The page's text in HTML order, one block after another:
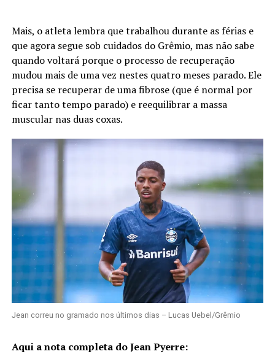
Mais, o atleta lembra que trabalhou durante as férias e
que agora segue sob cuidados do Grêmio, mas não sabe
quando voltará porque o processo de recuperação
mudou mais de uma vez nestes quatro meses parado. Ele
precisa se recuperar de uma fibrose (que é normal por
ficar tanto tempo parado) e reequilibrar a massa
muscular nas duas coxas.
Jean correu no gramado nos últimos dias – Lucas Uebel/Grêmio
Aqui a nota completa do Jean Pyerre: